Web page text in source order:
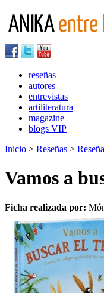
reseñas
autores
entrevistas
artiliteratura
magazine
blogs VIP
Inicio > Reseñas >
Vamos a
Ficha realizada por: